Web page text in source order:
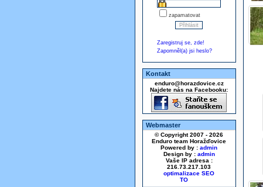
zapamatovat
Zaregistruj se, zde!
Zapomněl(a) jsi heslo?
Kontakt
enduro@horazdovice.cz
Najdete nás na Facebooku:
Webmaster
© Copyright 2007 - 2026
Enduro team Horažďovice
Powered by : admin
Design by : admin
Vaše IP adresa :
216.73.217.103
optimalizace SEO